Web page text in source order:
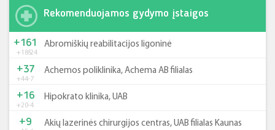
Rekomenduojamos gydymo įstaigos
+185-24
+161 Abromiškių reabilitacijos ligoninė
+44-7
+37 Achemos poliklinika, Achema AB filialas
+20-4
+16 Hipokrato klinika, UAB
+9 Akių lazerinės chirurgijos centras, UAB filialas Kaunas